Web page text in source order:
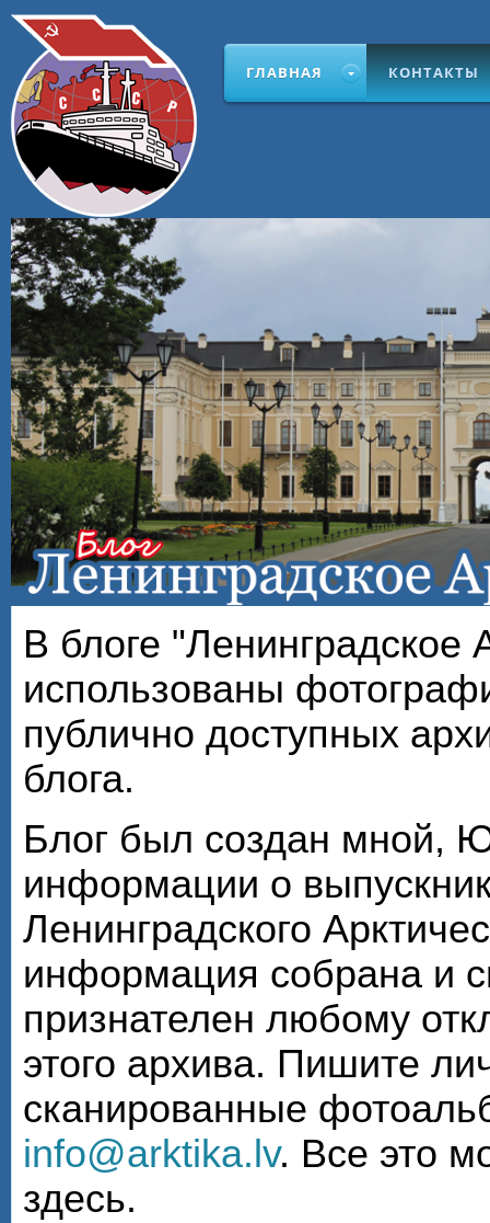
ГЛАВНАЯ КОНТАКТЫ
В блоге "Ленинградское
использованы
публично доступных
блога.
Блог был создан мной,
информации о
Ленинградского
информация собрана и
признателен любому
этого архива. Пишите
сканированные
info@arktika.lv. Все это
здесь.